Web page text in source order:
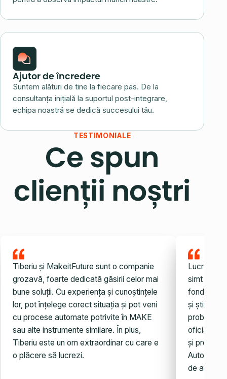
Ajutor de încredere
Suntem alături de tine la fiecare pas. De la
consultanța inițială la suportul post-integrare,
echipa noastră se dedică succesului tău.
TESTIMONIALE
Ce spun
clienții noștri
Tiberiu și MakeitFuture sunt o companie
grozavă, foarte dedicată găsirii celor mai
bune soluții. Cu experiența și cunoștințele
lor, pot înțelege corect situația și pot veni
cu procese automate potrivite în MAKE
sau alte instrumente similare. În plus,
Tiberiu este un om extraordinar cu care e
o plăcere să lucrezi.
Lucrez cu
simt
și știu ce
probleme,
oficială
și
de afaceri.